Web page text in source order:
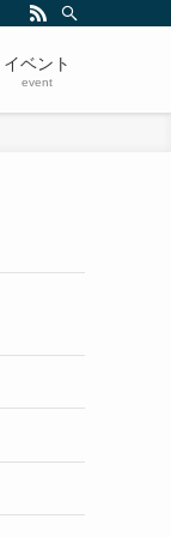
イベント
event